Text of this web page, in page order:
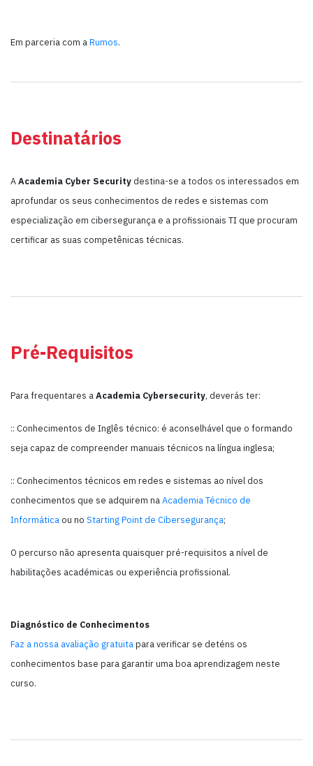
Em parceria com aRumos.
Destinatários
AAcademia Cyber Security destina-se a todos os interessados em
aprofundar os seus conhecimentos de redes e sistemas com
especialização em cibersegurança e a profissionais TI que procuram
certificar as suas competênicas técnicas.
Pré-Requisitos
Para frequentares a Academia Cybersecurity, deverás ter:
:: Conhecimentos de Inglês técnico: é aconselhável que o formando
seja capaz de compreender manuais técnicos na língua inglesa;
:: Conhecimentos técnicos em redes e sistemas ao nível dos
conhecimentos que se adquirem na Academia Técnico de
Informática ou no Starting Point de Cibersegurança;
O percurso não apresenta quaisquer pré-requisitos a nível de
habilitações académicas ou experiência profissional.
Diagnóstico de Conhecimentos
Faz a nossa avaliação gratuita para verificar se deténs os
conhecimentos base para garantir uma boa aprendizagem neste
curso.